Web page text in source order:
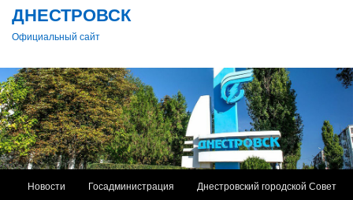
ДНЕСТРОВСК
Официальный сайт
Перейти к основному содержимому
Новости Госадминистрация Днестровский городской Совет